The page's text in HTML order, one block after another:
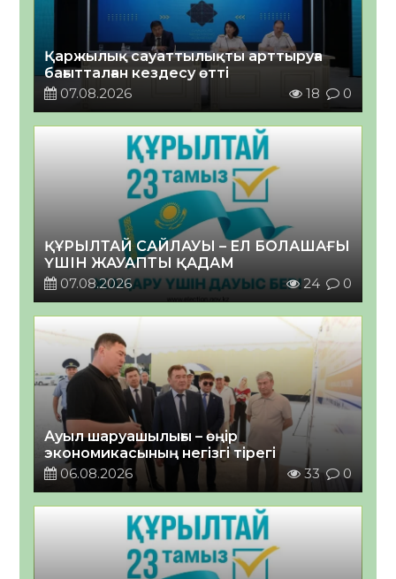
Қаржылық сауаттылықты арттыруға
бағытталған кездесу өтті
07.08.2026
18 0
ҚҰРЫЛТАЙ САЙЛАУЫ – ЕЛ БОЛАШАҒЫ
ҮШІН ЖАУАПТЫ ҚАДАМ
07.08.2026
24 0
Ауыл шаруашылығы – өңір
экономикасының негізгі тірегі
06.08.2026
33 0